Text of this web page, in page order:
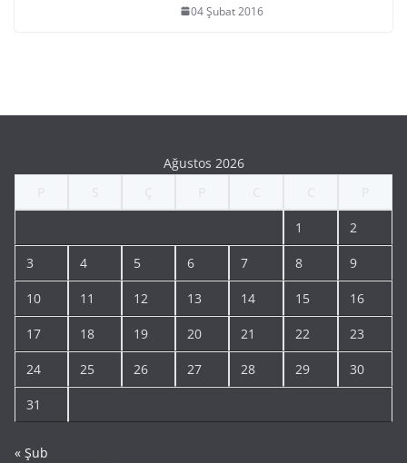
04 Şubat 2016
Ağustos 2026
1 2
3 4 5 6 7 8 9
10 11 12 13 14 15 16
17 18 19 20 21 22 23
24 25 26 27 28 29 30
31
« Şub